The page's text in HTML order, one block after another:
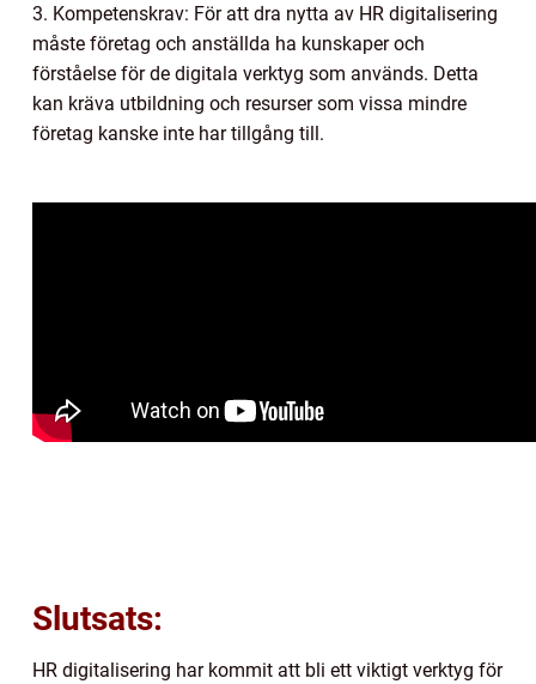
3. Kompetenskrav: För att dra nytta av HR digitalisering
måste företag och anställda ha kunskaper och
förståelse för de digitala verktyg som används. Detta
kan kräva utbildning och resurser som vissa mindre
företag kanske inte har tillgång till.
Slutsats:
HR digitalisering har kommit att bli ett viktigt verktyg för